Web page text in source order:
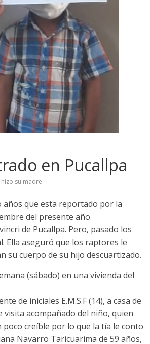
en Pucallpa
su madre
años que esta reportado por la
del presente año.
de Pucallpa. Pero, pasado los
Ella aseguró que los raptores le
su cuerpo de su hijo descuartizado.
(sábado) en una vivienda del
de iniciales E.M.S.F (14), a casa de
acompañado del niño, quien
creíble por lo que la tía le conto
Navarro Taricuarima de 59 años,